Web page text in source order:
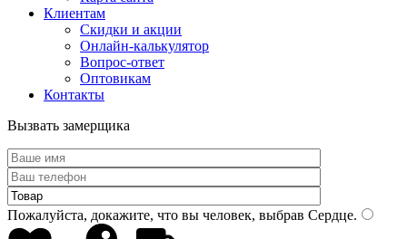
Клиентам
Скидки и акции
Онлайн-калькулятор
Вопрос-ответ
Оптовикам
Контакты
Вызвать замерщика
Пожалуйста, докажите, что вы человек, выбрав Сердце.